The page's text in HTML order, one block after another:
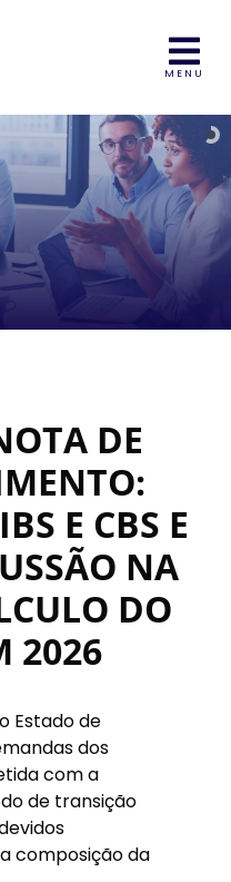
MENU
DE
E CBS E
NA
DO
2026
Estado de
dos
com a
de transição
composição da